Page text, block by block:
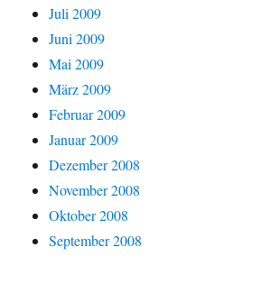
Juli 2009
Juni 2009
Mai 2009
März 2009
Februar 2009
Januar 2009
Dezember 2008
November 2008
Oktober 2008
September 2008